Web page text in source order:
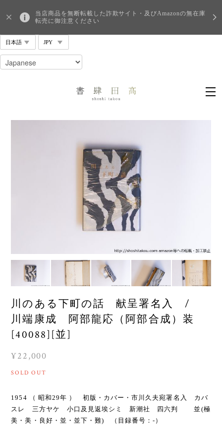
当店商品を無断転載した詐欺サイト・及びAmazonの無在庫
転売に御注意ください
川のある下町の話 献呈署名入 /
川端康成 阿部龍応（阿部合成）装
[40088][並]
¥22,000
SOLD OUT
1954 （ 昭和29年 ） 初版・カバー・市川久夫宛署名入 カバ
スレ 三方ヤケ 小口及見返埃シミ 新潮社 四六判 並(極
美・美・良好・並・並下・難) （目録番号：-）